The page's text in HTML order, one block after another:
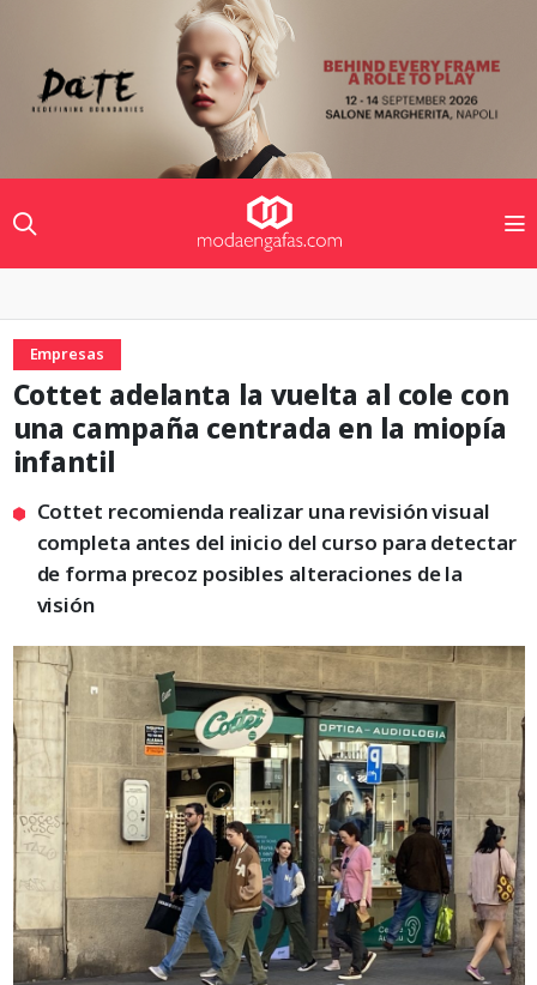
Empresas
Cottet adelanta la vuelta al cole con
una campaña centrada en la miopía
infantil
Cottet recomienda realizar una revisión visual
completa antes del inicio del curso para detectar
de forma precoz posibles alteraciones de la
visión